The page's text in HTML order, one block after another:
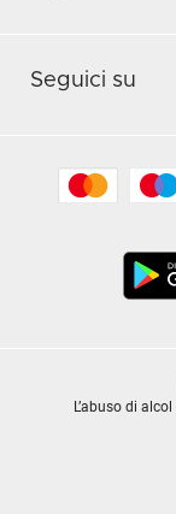
Seguici su
L’abuso di